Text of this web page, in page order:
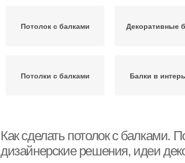
Потолок с балками Декоративные
Потолки с балками Балки в
потолок
Как сделать потолок с балками.
дизайнерские решения, идеи